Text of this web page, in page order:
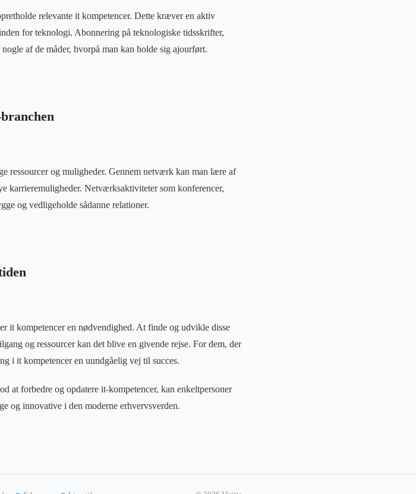
relevante it kompetencer. Dette kræver en aktiv
for teknologi. Abonnering på teknologiske tidsskrifter,
af de måder, hvorpå man kan holde sig ajourført.
ressourcer og muligheder. Gennem netværk kan man lære af
karrieremuligheder. Netværksaktiviteter som konferencer,
og vedligeholde sådanne relationer.
it kompetencer en nødvendighed. At finde og udvikle disse
og ressourcer kan det blive en givende rejse. For dem, der
i it kompetencer en uundgåelig vej til succes.
at forbedre og opdatere it-kompetencer, kan enkeltpersoner
og innovative i den moderne erhvervsverden.